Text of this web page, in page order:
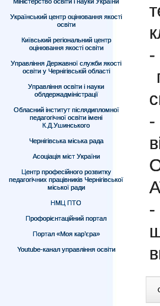
Український центр оцінювання якості
освіти
Київський регіональний центр
оцінювання якості освіти
Управління Державної служби якості
освіти у Чернігівській області
Управління освіти і науки
облдержадміністрації
Обласний інститут післядипломної
педагогічної освіти імені
К.Д.Ушинського
Чернігівська міська рада
Асоціація міст України
Центр професійного розвитку
педагогічних працівників Чернігівської
міської ради
НМЦ ПТО
Профорієнтаційний портал
Портал «Моя кар’єра»
Youtube-канал управління освіти
-